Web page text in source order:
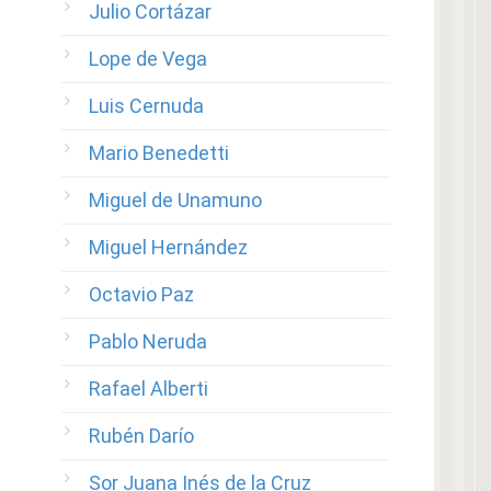
Julio Cortázar
Lope de Vega
Luis Cernuda
Mario Benedetti
Miguel de Unamuno
Miguel Hernández
Octavio Paz
Pablo Neruda
Rafael Alberti
Rubén Darío
Sor Juana Inés de la Cruz